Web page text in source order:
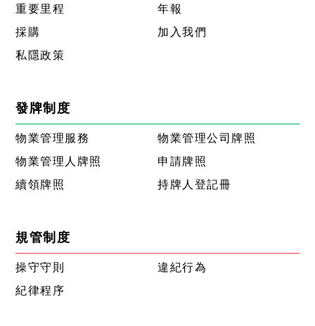
重要里程
年報
採購
加入我們
私隱政策
發牌制度
物業管理服務
物業管理公司牌照
物業管理人牌照
申請牌照
續領牌照
持牌人登記冊
規管制度
操守守則
違紀行為
紀律程序